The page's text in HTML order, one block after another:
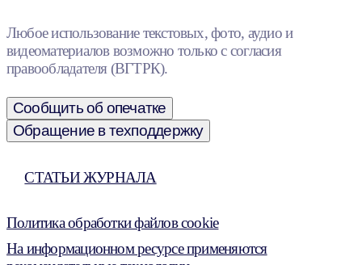
Любое использование текстовых, фото, аудио и
видеоматериалов возможно только с согласия
правообладателя (ВГТРК).
Сообщить об опечатке
Обращение в техподдержку
СТАТЬИ ЖУРНАЛА
Политика обработки файлов cookie
На информационном ресурсе применяются